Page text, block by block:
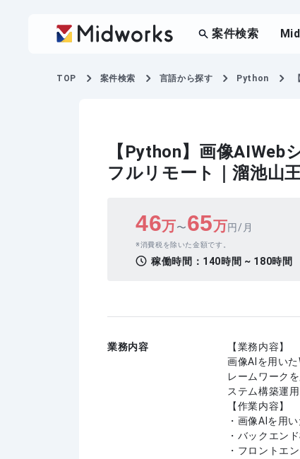
案件検索
TOP 案件検索 言語から探す Python
【Python】画像AIWeb
フルリモート｜溜池山王
46万〜65万円/月
消費税を除いた金額です。
稼働時間： 140時間 ~ 180時間
業務内容
【業務内容】
画像AIを用い
レームワーク
ステム構築運
【作業内容】
・画像AIを用
・バックエン
・フロントエ